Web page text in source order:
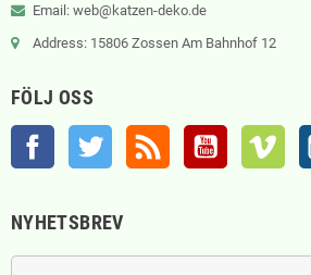
Email: web@katzen-deko.de
Address: 15806 Zossen Am Bahnhof 12
FÖLJ OSS
Facebook Twitter RSS YouTube
NYHETSBREV